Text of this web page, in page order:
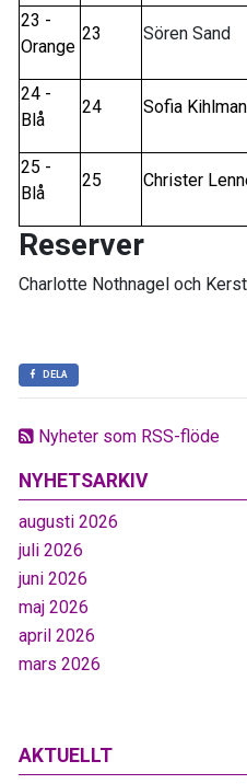
Nyheter som RSS-flöde
NYHETSARKIV
augusti 2026
juli 2026
juni 2026
maj 2026
april 2026
mars 2026
AKTUELLT
23 -
Orange
23 Sören Sand
24 -
Blå
24 Sofia Kihlman
25 -
Blå
25 Christer
Reserver
Charlotte Nothnagel och
DELA